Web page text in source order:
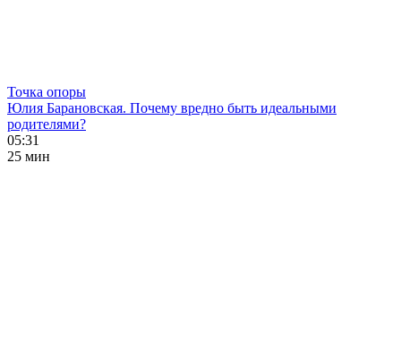
Точка опоры
Юлия Барановская. Почему вредно быть идеальными
родителями?
05:31
25 мин